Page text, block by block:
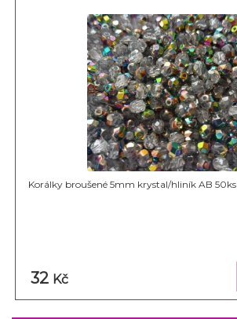
Korálky broušené 5mm krystal/hliník AB 50ks
32 Kč